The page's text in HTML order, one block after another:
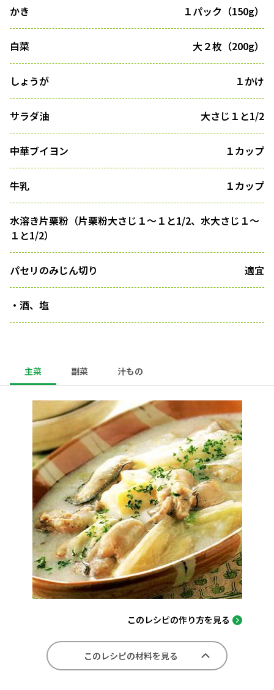
かき １パック（150g）
白菜 大２枚（200g）
しょうが １かけ
サラダ油 大さじ１と1/2
中華ブイヨン １カップ
牛乳 １カップ
水溶き片栗粉（片栗粉大さじ１〜１と1/2、水大さじ１〜
１と1/2）
パセリのみじん切り 適宜
・酒、塩
主菜 副菜 汁もの
このレシピの作り方を見る
このレシピの材料を見る